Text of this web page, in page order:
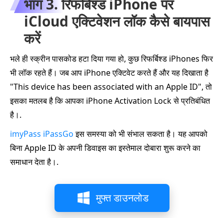
भाग 3. रिफर्बिश्ड iPhone पर
iCloud एक्टिवेशन लॉक कैसे बायपास
करें
भले ही स्क्रीन पासकोड हटा दिया गया हो, कुछ रिफर्बिश्ड iPhones फिर
भी लॉक रहते हैं। जब आप iPhone एक्टिवेट करते हैं और यह दिखाता है
"This device has been associated with an Apple ID", तो
इसका मतलब है कि आपका iPhone Activation Lock से प्रतिबंधित
है।.
imyPass iPassGoइस समस्या को भी संभाल सकता है। यह आपको
बिना Apple ID के अपनी डिवाइस का इस्तेमाल दोबारा शुरू करने का
समाधान देता है।.
मुफ्त डाउनलोड